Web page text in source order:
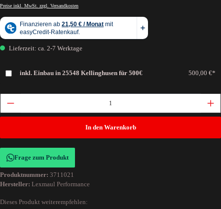
Preise inkl. MwSt. zzgl. Versandkosten
Lieferzeit: ca. 2-7 Werktage
inkl. Einbau in 25548 Kellinghusen für 500€ 500,00 €*
In den Warenkorb
Frage zum Produkt
Produktnummer: 3711021
Hersteller: Lexmaul Performance
Dieses Produkt weiterempfehlen: